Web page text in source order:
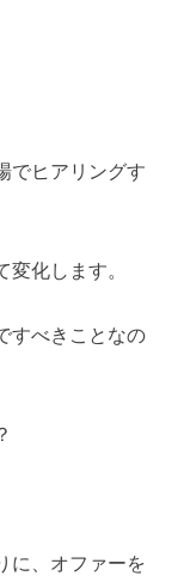
でヒアリングす
化します。
すべきことなの
に、オファーを